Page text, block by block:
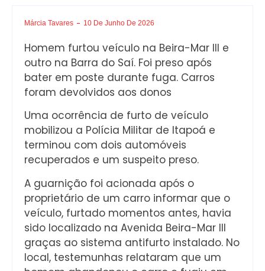
Márcia Tavares 10 De Junho De 2026
Homem furtou veículo na Beira-Mar III e
outro na Barra do Saí. Foi preso após
bater em poste durante fuga. Carros
foram devolvidos aos donos
Uma ocorrência de furto de veículo
mobilizou a Polícia Militar de Itapoá e
terminou com dois automóveis
recuperados e um suspeito preso.
A guarnição foi acionada após o
proprietário de um carro informar que o
veículo, furtado momentos antes, havia
sido localizado na Avenida Beira-Mar III
graças ao sistema antifurto instalado. No
local, testemunhas relataram que um